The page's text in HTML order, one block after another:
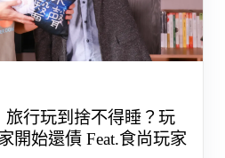
旅行玩到捨不得睡？玩
開始還債 Feat.食尚玩家